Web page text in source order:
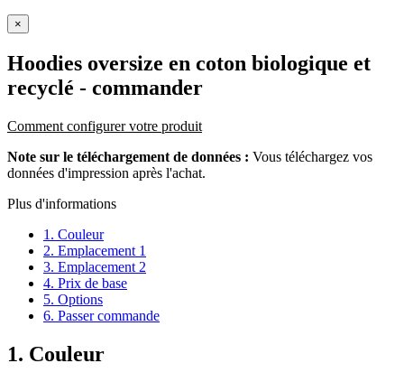
×
Hoodies oversize en coton biologique et
recyclé - commander
Comment configurer votre produit
Note sur le téléchargement de données : Vous téléchargez vos
données d'impression après l'achat.
Plus d'informations
1. Couleur
2. Emplacement 1
3. Emplacement 2
4. Prix de base
5. Options
6. Passer commande
1. Couleur